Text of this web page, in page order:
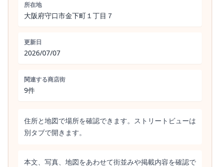
所在地
大阪府守口市金下町１丁目７
更新日
2026/07/07
関連する商店街
9件
住所と地図で場所を確認できます。ストリートビューは
別タブで開きます。
本文、写真、地図をあわせて街並みや掲載内容を確認で